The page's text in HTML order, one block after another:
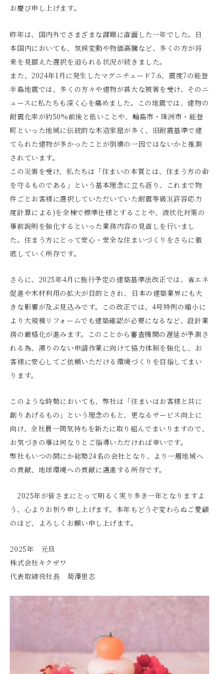
お慶び申し上げます。
昨年は、国内外でさまざまな課題に直面した一年でした。日
本国内においても、気候変動や物価高騰など、多くの方が将
来を見据えた選択を迫られる状況が続きました。
また、2024年1月に発生したマグニチュード7.6、震度7の能登
半島地震では、多くの方々や建物が甚大な被害を受け、そのニ
ュースに私たちも深く心を痛めました。この地震では、建物の
耐震化率が約50%前後と低いことや、輪島市・珠洲市・能登
町といった地域に伝統的な木造家屋が多く、旧耐震基準で建
てられた建物が多かったことが倒壊の一因ではないかと推測
されています。
この災害を受け、私たちは「住まいの本質とは、住まう方の命
を守るものである」という基本理念に立ち返り、これまで物
件ごとお客様に選択していただいていた耐震等級3(許容応力
度計算による)を全棟で標準仕様とすることや、液状化対策の
事前説明を強化するといった業務内容の見直しを行いまし
た。住まう方にとって安心・安全な住まいづくりをさらに徹
底していく所存です。
さらに、2025年4月に施行予定の建築基準法改正では、省エネ
促進や木材利用の拡大が目的とされ、日本の建築業界にも大
きな影響が及ぶ見込みです。この改正では、4号特例の縮小に
より大規模リフォームでも建築確認が必要になるなど、設計業
務の厳格化が進みます。このことから審査機関の遅延が予測さ
れる為、滞りのない申請作業に向けて協力体制を強化し、お
客様に安心してご依頼いただける環境づくりを目指してまい
ります。
このような時勢においても、弊社は「住まいはお客様と共に
創りあげるもの」という理念のもと、更なるサービス向上に
向け、全社員一同気持ちを新たに取り組んでまいりますので、
お気づきの事は何なりとご指導いただければ幸いです。
弊社もいつの間にか総勢24名の会社となり、より一層地域へ
の貢献、地球環境への貢献に邁進する所存です。
2025年が皆さまにとって明るく実り多き一年となりますよ
う、心よりお祈り申し上げます。本年もどうぞ変わらぬご愛顧
のほど、よろしくお願い申し上げます。
2025年 元旦
株式会社キクザワ
代表取締役社長 菊澤里志